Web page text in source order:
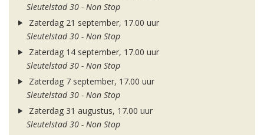
Sleutelstad 30 - Non Stop
Zaterdag 21 september, 17.00 uur
Sleutelstad 30 - Non Stop
Zaterdag 14 september, 17.00 uur
Sleutelstad 30 - Non Stop
Zaterdag 7 september, 17.00 uur
Sleutelstad 30 - Non Stop
Zaterdag 31 augustus, 17.00 uur
Sleutelstad 30 - Non Stop